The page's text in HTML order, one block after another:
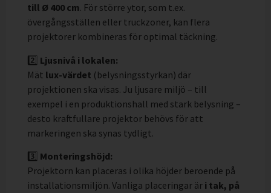
till Ø 400 cm. För större ytor, som t.ex.
övergångsställen eller truckzoner, kan flera
projektorer kombineras för optimal täckning.
2️⃣ Ljusnivå i lokalen:
Mät lux-värdet (belysningsstyrkan) där
projektionen ska visas. Ju ljusare miljö – till
exempel i en produktionshall med stark belysning –
desto kraftfullare projektor behövs för att
markeringen ska synas tydligt.
3️⃣ Monteringshöjd:
Projektorn kan placeras i olika höjder beroende på
installationsmiljön. Vanliga placeringar är i tak, på